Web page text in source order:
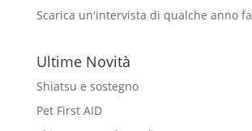
Scarica un'intervista di qualche anno fa
Ultime Novità
Shiatsu e sostegno
Pet First AID